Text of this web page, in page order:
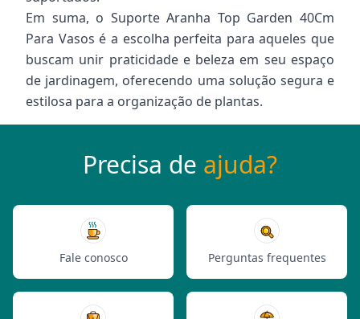
Em suma, o Suporte Aranha Top Garden 40Cm
Para Vasos é a escolha perfeita para aqueles que
buscam unir praticidade e beleza em seu espaço
de jardinagem, oferecendo uma solução segura e
estilosa para a organização de plantas.
Precisa de ajuda?
Fale conosco Perguntas frequentes